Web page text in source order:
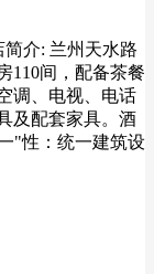
介: 兰州天水路
110间，配备茶餐
调、电视、电话
及配套家具。酒
"性：统一建筑设